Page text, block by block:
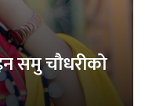
समु चौधरीको